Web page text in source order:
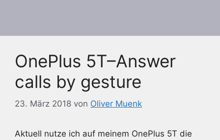
OnePlus 5T–Answer
calls by gesture
23. März 2018 von Oliver Muenk
Aktuell nutze ich auf meinem OnePlus 5T die